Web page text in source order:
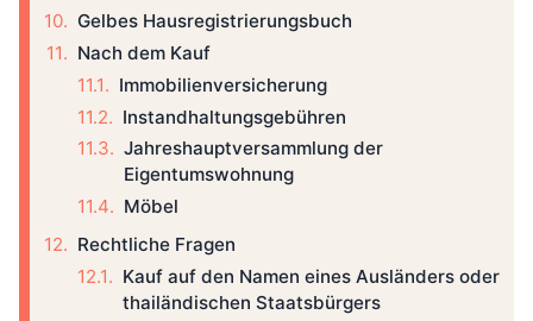
Gelbes Hausregistrierungsbuch
Nach dem Kauf
Immobilienversicherung
Instandhaltungsgebühren
Jahreshauptversammlung der
Eigentumswohnung
Möbel
Rechtliche Fragen
Kauf auf den Namen eines Ausländers oder
thailändischen Staatsbürgers